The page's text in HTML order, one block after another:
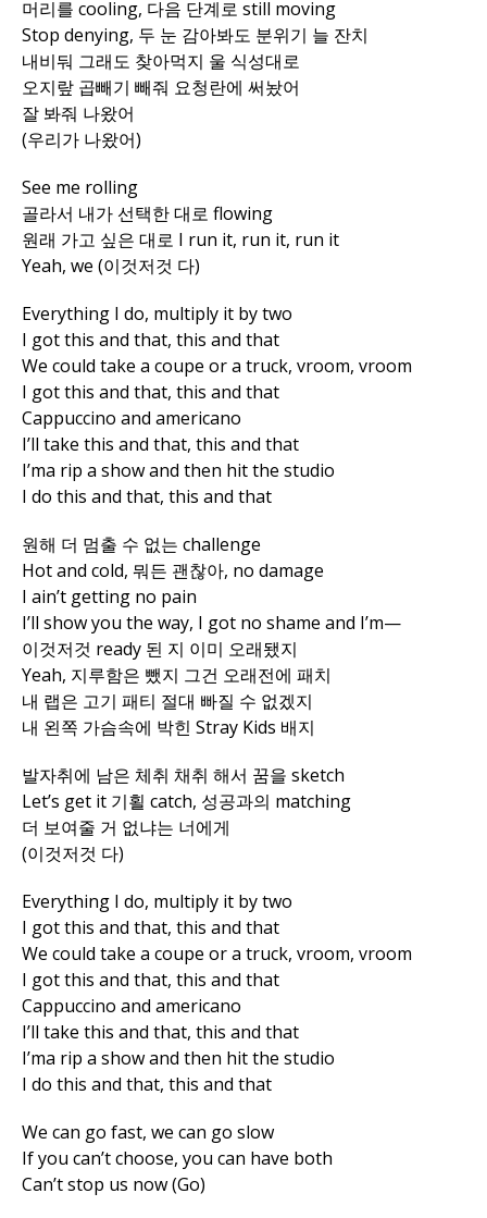
머리를 cooling, 다음 단계로 still moving
Stop denying, 두 눈 감아봐도 분위기 늘 잔치
내비둬 그래도 찾아먹지 울 식성대로
오지랖 곱빼기 빼줘 요청란에 써놨어
잘 봐줘 나왔어
(우리가 나왔어)
See me rolling
골라서 내가 선택한 대로 flowing
원래 가고 싶은 대로 I run it, run it, run it
Yeah, we (이것저것 다)
Everything I do, multiply it by two
I got this and that, this and that
We could take a coupe or a truck, vroom, vroom
I got this and that, this and that
Cappuccino and americano
I’ll take this and that, this and that
I’ma rip a show and then hit the studio
I do this and that, this and that
원해 더 멈출 수 없는 challenge
Hot and cold, 뭐든 괜찮아, no damage
I ain’t getting no pain
I’ll show you the way, I got no shame and I’m—
이것저것 ready 된 지 이미 오래됐지
Yeah, 지루함은 뺐지 그건 오래전에 패치
내 랩은 고기 패티 절대 빠질 수 없겠지
내 왼쪽 가슴속에 박힌 Stray Kids 배지
발자취에 남은 체취 채취 해서 꿈을 sketch
Let’s get it 기횔 catch, 성공과의 matching
더 보여줄 거 없냐는 너에게
(이것저것 다)
Everything I do, multiply it by two
I got this and that, this and that
We could take a coupe or a truck, vroom, vroom
I got this and that, this and that
Cappuccino and americano
I’ll take this and that, this and that
I’ma rip a show and then hit the studio
I do this and that, this and that
We can go fast, wе can go slow
If you can’t choose, you can have both
Can’t stop us now (Go)